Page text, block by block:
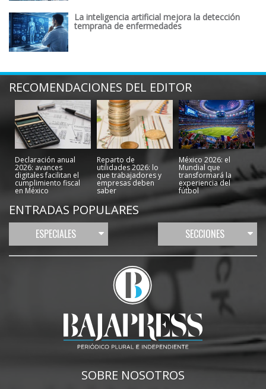
La inteligencia artificial mejora la detección
temprana de enfermedades
RECOMENDACIONES DEL EDITOR
Declaración anual
2026: avances
digitales facilitan el
cumplimiento fiscal
en México
Reparto de
utilidades 2026: lo
que trabajadores y
empresas deben
saber
México 2026: el
Mundial que
transformará la
experiencia del
fútbol
ENTRADAS POPULARES
ESPECIALES SECCIONES
SOBRE NOSOTROS